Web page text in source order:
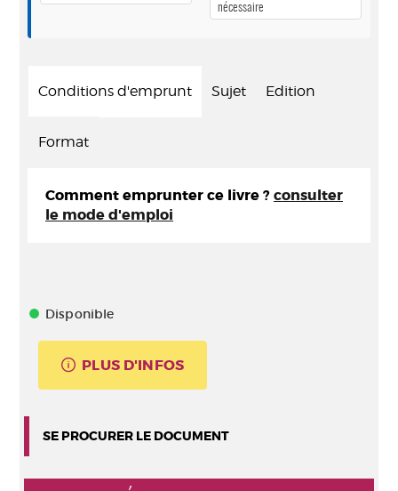
nécessaire
Conditions d'emprunt Sujet Edition
Format
Comment emprunter ce livre ? consulter
le mode d'emploi
Disponible
PLUS D'INFOS
SE PROCURER LE DOCUMENT